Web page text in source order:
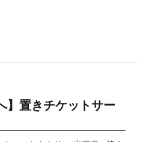
】置きチケットサー